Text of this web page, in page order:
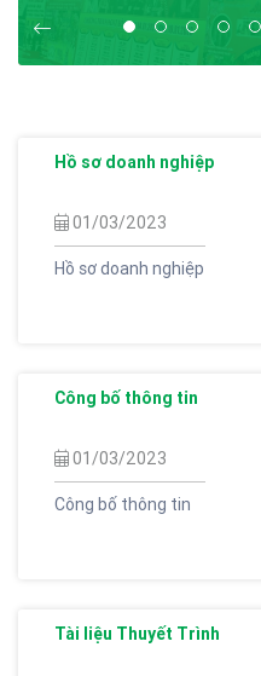
1 2 3 4 5
Hồ sơ doanh nghiệp
01/03/2023
Hồ sơ doanh nghiệp
Công bố thông tin
01/03/2023
Công bố thông tin
Tài liệu Thuyết Trình